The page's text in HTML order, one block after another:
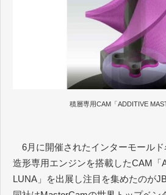
積層専用CAM「ADDITIVE
6月に開催されたインターモール
造形専用エンジンを搭載したCAM「
LUNA」を出展し注目を集めたのが